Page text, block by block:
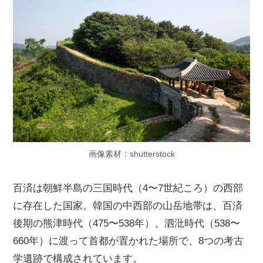
画像素材：shutterstock
百済は朝鮮半島の三国時代（4〜7世紀ころ）の西部
に存在した国家。韓国の中西部の山岳地帯は、百済
後期の熊津時代（475〜538年）、泗沘時代（538〜
660年）に渡って首都が置かれた場所で、8つの考古
学遺跡で構成されています。